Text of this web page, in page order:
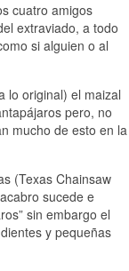
cuatro amigos
extraviado, a todo
si alguien o al
lo original) el maizal
pero, no
mucho de esto en la
(Texas Chainsaw
sucede e
sin embargo el
y pequeñas